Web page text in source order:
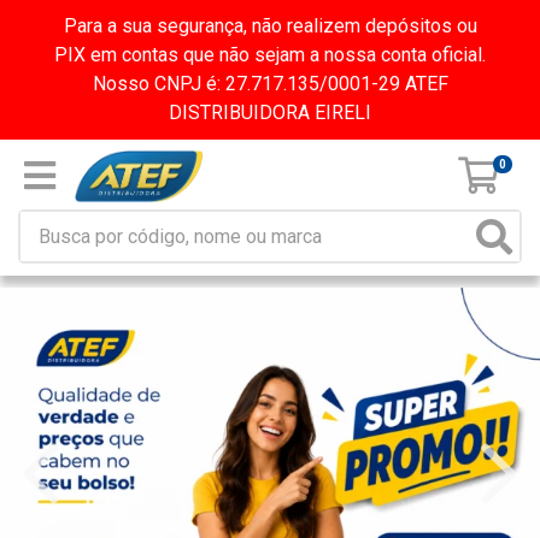
Para a sua segurança, não realizem depósitos ou
PIX em contas que não sejam a nossa conta oficial.
Nosso CNPJ é: 27.717.135/0001-29 ATEF
DISTRIBUIDORA EIRELI
0